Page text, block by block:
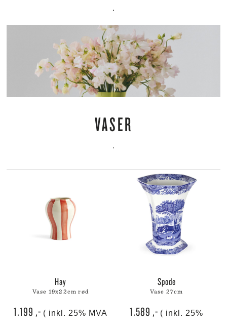
.
VASER
.
hay
vase 19x22cm rød
1.199 ,- ( inkl. 25% MVA
spode
vase 27cm
1.589 ,- ( inkl. 25%